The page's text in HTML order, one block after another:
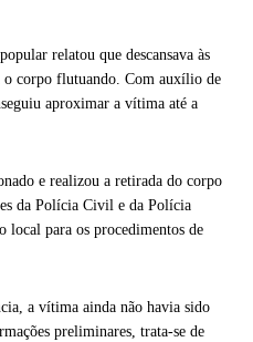
relatou que descansava às
o corpo flutuando. Com auxílio de
aproximar a vítima até a
e realizou a retirada do corpo
da Polícia Civil e da Polícia
local para os procedimentos de
a vítima ainda não havia sido
preliminares, trata-se de